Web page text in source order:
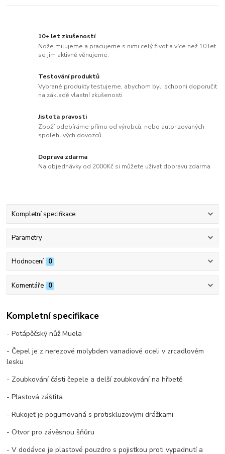
10+ let zkušeností
Nože milujeme a pracujeme s nimi celý život a více než 10 let
se jim aktivně věnujeme.
Testování produktů
Vybrané produkty testujeme, abychom byli schopni doporučit
na základě vlastní zkušenosti
Jistota pravosti
Zboží odebíráme přímo od výrobců, nebo autorizovaných
spolehlivých dovozců
Doprava zdarma
Na objednávky od 2000Kč si můžete užívat dopravu zdarma
Kompletní specifikace
Parametry
Hodnocení 0
Komentáře 0
Kompletní specifikace
- Potápěčský nůž Muela
- Čepel je z nerezové molybden vanadiové oceli v zrcadlovém
lesku
- Zoubkování části čepele a delší zoubkování na hřbetě
- Plastová záštita
- Rukojeť je pogumovaná s protiskluzovými drážkami
- Otvor pro závěsnou šňůru
- V dodávce je plastové pouzdro s pojistkou proti vypadnutí a